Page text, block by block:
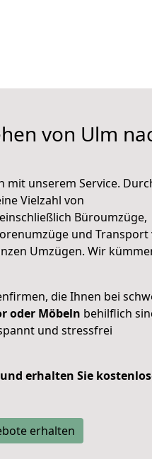
von Ulm
mit unserem Service.
Vielzahl von
Büroumzüge,
und Transport
Umzügen. Wir
die Ihnen bei
oder Möbeln behilflich
und stressfrei
erhalten Sie
erhalten